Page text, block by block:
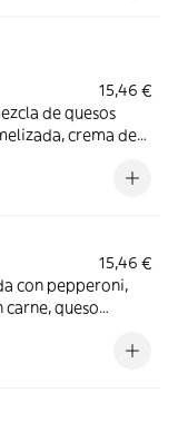
15,46 €
de quesos
crema de
15,46 €
con pepperoni,
carne, queso